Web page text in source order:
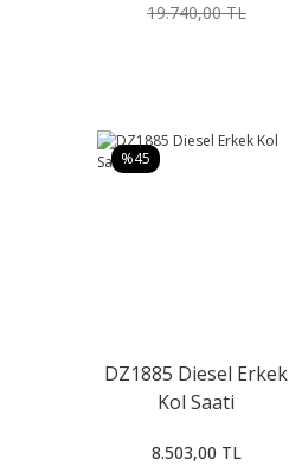
19.740,00 TL
%45
DZ1885 Diesel Erkek
Kol Saati
8.503,00 TL